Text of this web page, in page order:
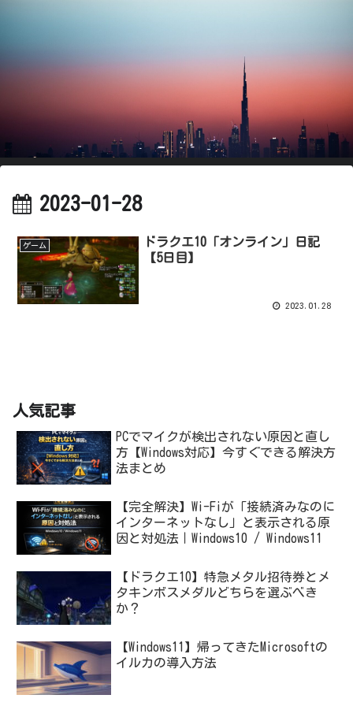
2023-01-28
ゲーム
ドラクエ10「オンライン」日記
【5日目】
2023.01.28
人気記事
PCでマイクが検出されない原因と直し
方【Windows対応】今すぐできる解決方
法まとめ
【完全解決】Wi-Fiが「接続済みなのに
インターネットなし」と表示される原
因と対処法｜Windows10 / Windows11
【ドラクエ10】特急メタル招待券とメ
タキンボスメダルどちらを選ぶべき
か？
【Windows11】帰ってきたMicrosoftの
イルカの導入方法